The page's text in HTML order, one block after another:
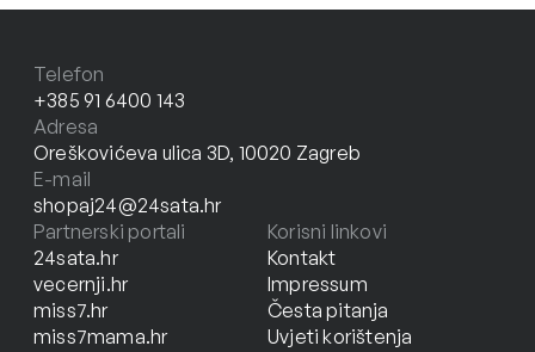
Telefon
+385 91 6400 143
Adresa
Oreškovićeva ulica 3D, 10020 Zagreb
E-mail
shopaj24@24sata.hr
Partnerski portali
24sata.hr
vecernji.hr
miss7.hr
miss7mama.hr
Korisni linkovi
Kontakt
Impressum
Česta pitanja
Uvjeti korištenja